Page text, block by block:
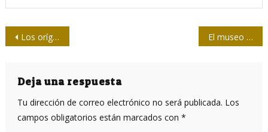
Navegación
entradas
Los orígenes de las pandemias están en el sistema alimentario, asegura investigación El museo de los CDR y el protagonismo popular en defensa de la Revolución Cubana
Deja una respuesta
Tu dirección de correo electrónico no será publicada. Los
campos obligatorios están marcados con *